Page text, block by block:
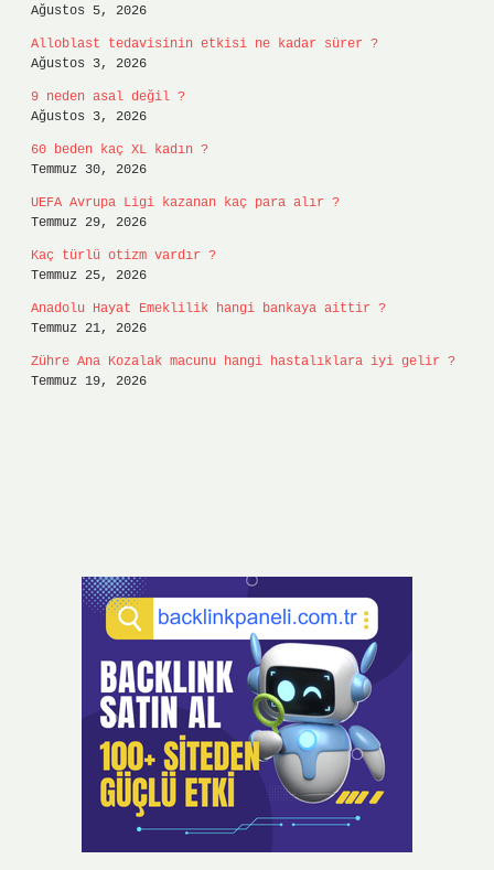
Ağustos 5, 2026
Alloblast tedavisinin etkisi ne kadar sürer ?
Ağustos 3, 2026
9 neden asal değil ?
Ağustos 3, 2026
60 beden kaç XL kadın ?
Temmuz 30, 2026
UEFA Avrupa Ligi kazanan kaç para alır ?
Temmuz 29, 2026
Kaç türlü otizm vardır ?
Temmuz 25, 2026
Anadolu Hayat Emeklilik hangi bankaya aittir ?
Temmuz 21, 2026
Zühre Ana Kozalak macunu hangi hastalıklara iyi gelir ?
Temmuz 19, 2026